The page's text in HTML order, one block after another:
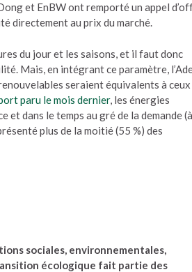
et EnBW ont remporté un appel
directement au prix du marché.
du jour et les saisons, et il faut donc
Mais, en intégrant ce paramètre,
seraient équivalents à ceux
paru le mois dernier, les énergies
et dans le temps au gré de la demande
plus de la moitié (55 %) des
sociales, environnementales,
écologique fait partie des